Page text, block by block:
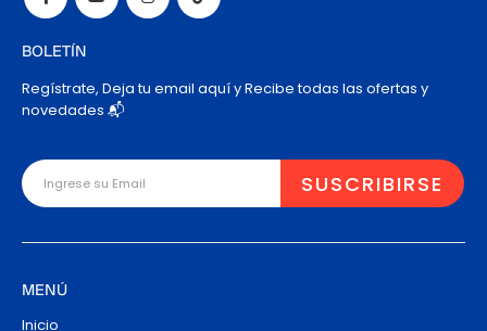
BOLETÍN
Regístrate, Deja tu email aquí y Recibe todas las ofertas y
novedades 📬
MENÚ
Inicio